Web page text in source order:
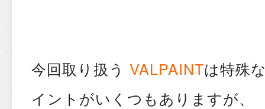
今回取り扱う VALPAINTは特殊
イントがいくつもありますが、